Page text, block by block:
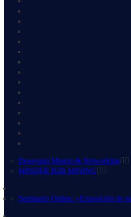
Desayuno Minero & Networking
MINDER B2B MINING
Seminario Online: «Exposición de